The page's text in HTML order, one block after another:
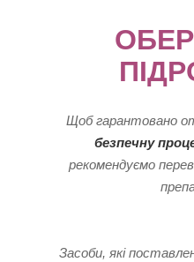
Щоб гарантовано
безпечну
рекомендуємо
Засоби, які